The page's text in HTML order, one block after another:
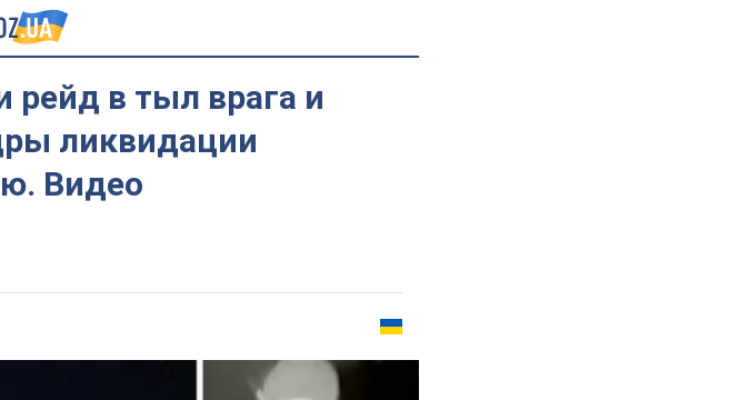
в тыл врага и
ликвидации
Видео